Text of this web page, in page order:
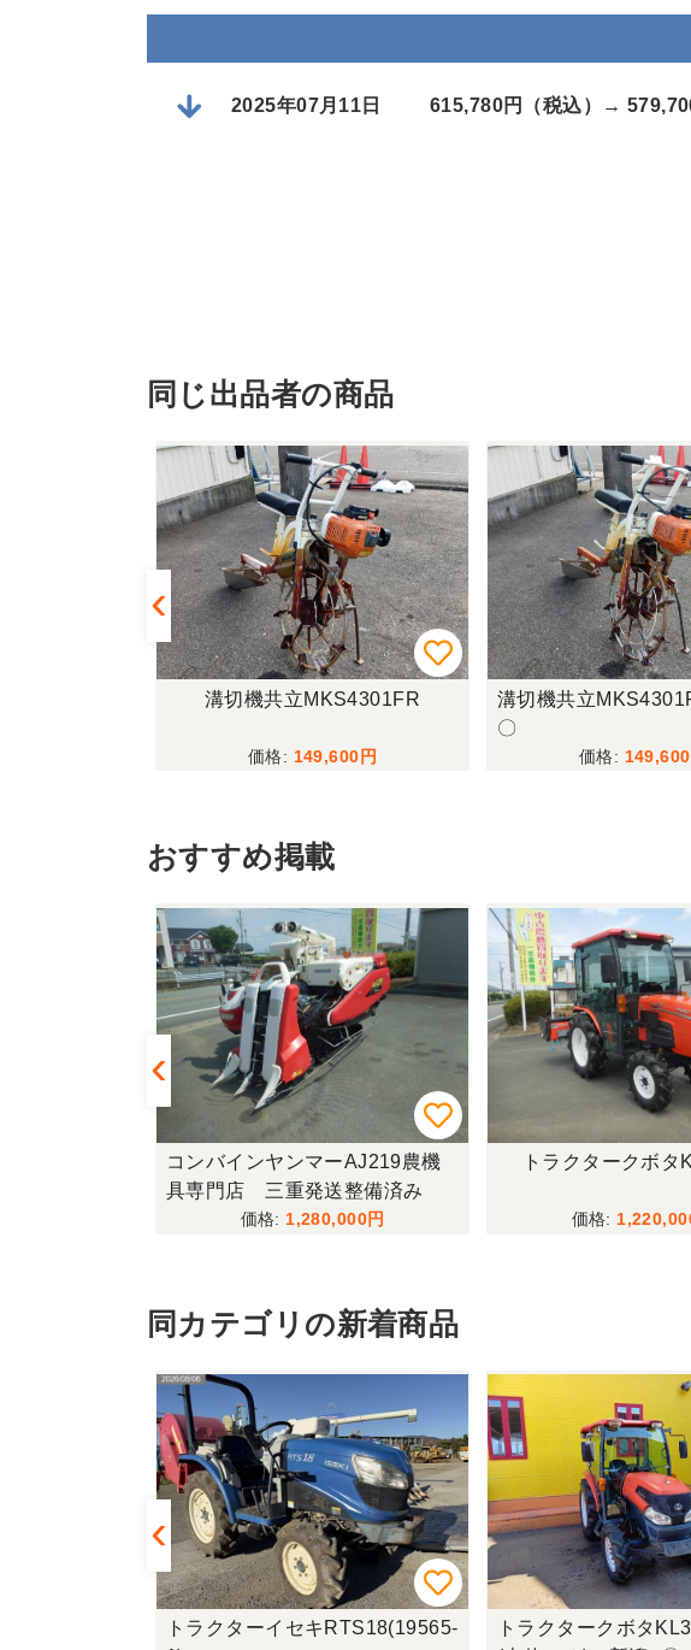
2025年07月11日 615,780円（税込）→
同じ出品者の商品
溝切機共立MKS4301FR
149,600
溝切機共立
〇
149,600
おすすめ掲載
コンバインヤンマーAJ219農機
具専門店 三重発送整備済み
1,280,000
トラクタークボタ
同カテゴリの新着商品
トラクターイセキRTS18(19565-
トラクタークボタ